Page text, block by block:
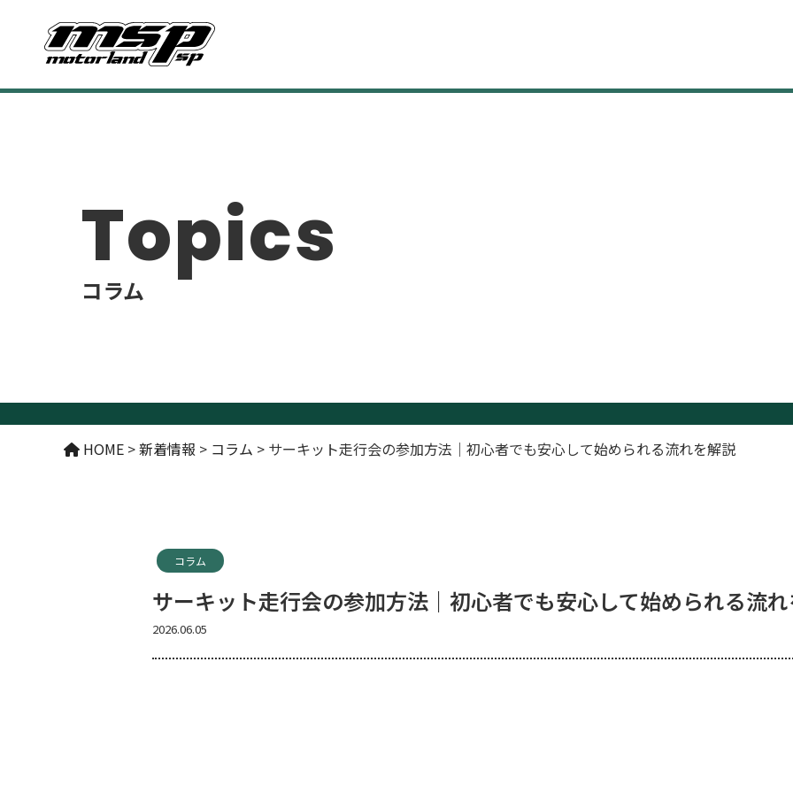
Topics
コラム
HOME >新着情報 > コラム > サーキット走行会の参加方法｜初心者でも安心して始められる流れを解説
コラム
サーキット走行会の参加方法｜初心者でも安心して始められる流
2026.06.05